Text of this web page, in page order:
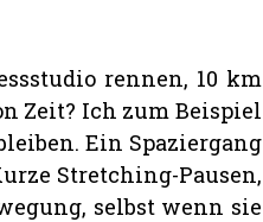
rennen, 10 km
Zeit? Ich zum Beispiel
Ein Spaziergang
Stretching-Pausen,
selbst wenn sie